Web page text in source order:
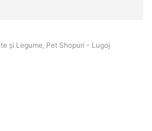
și Legume, Pet Shopuri - Lugoj